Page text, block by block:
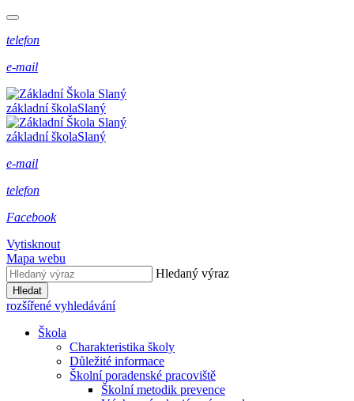
telefon
e-mail
základní školaSlaný
základní školaSlaný
e-mail
telefon
Facebook
Vytisknout
Mapa webu
Hledaný výraz
Hledat
rozšířené vyhledávání
Škola
Charakteristika školy
Důležité informace
Školní poradenské pracoviště
Školní metodik prevence